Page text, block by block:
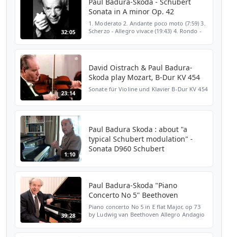
32:05
Sonata in A minor Op. 42
1. Moderato 2. Andante poco moto (7:59) 3.
Scherzo - Allegro vivace (19:43) 4. Rondo -
23:14
David Oistrach & Paul Badura-
Skoda play Mozart, B-Dur KV 454
Sonate für Violine und Klavier B-Dur KV 454
1:10
Paul Badura Skoda : about "a
typical Schubert modulation" -
Sonata D960 Schubert
39:28
Paul Badura-Skoda "Piano
Concerto No 5" Beethoven
Piano concerto No 5 in E flat Major, op 73
by Ludwig van Beethoven Allegro Andagio